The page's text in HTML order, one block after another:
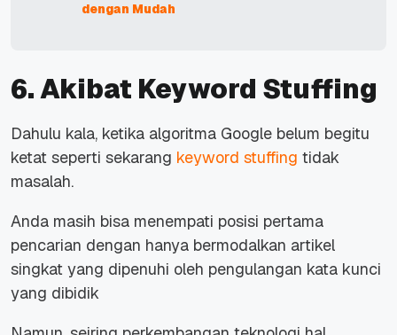
dengan Mudah
6. Akibat Keyword Stuffing
Dahulu kala, ketika algoritma Google belum begitu
ketat seperti sekarang keyword stuffing tidak
masalah.
Anda masih bisa menempati posisi pertama
pencarian dengan hanya bermodalkan artikel
singkat yang dipenuhi oleh pengulangan kata kunci
yang dibidik